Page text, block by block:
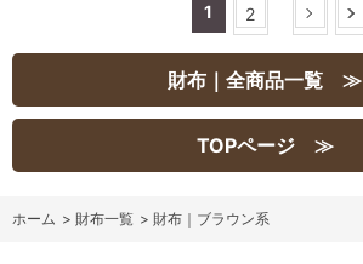
1
2
財布｜全商品一覧 ≫
TOPページ ≫
ホーム > 財布一覧 > 財布｜ブラウン系